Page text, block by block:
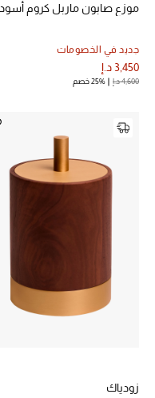
موزع صابون ماربل كروم أسود
جديد في الخصومات
3,450 د.إ
4,600 د.إ 25% خصم
زودياك